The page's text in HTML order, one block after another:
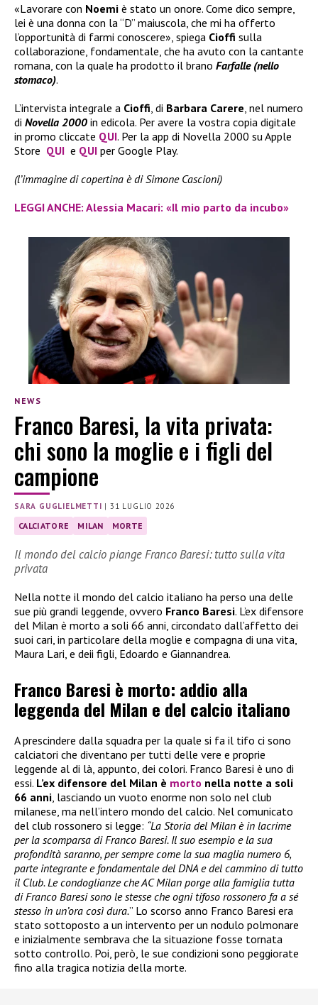
«Lavorare con Noemi è stato un onore. Come dico sempre,
lei è una donna con la “D” maiuscola, che mi ha offerto
l’opportunità di farmi conoscere», spiega Cioffi sulla
collaborazione, fondamentale, che ha avuto con la cantante
romana, con la quale ha prodotto il brano Farfalle (nello
stomaco).
L’intervista integrale a Cioffi , di Barbara Carere , nel numero
di Novella 2000 in edicola. Per avere la vostra copia digitale
in promo cliccate QUI. Per la app di Novella 2000 su Apple
Store QUI e QUI per Google Play.
(l’immagine di copertina è di Simone Cascioni)
LEGGI ANCHE: Alessia Macari: «Il mio parto da incubo»
NEWS
Franco Baresi, la vita privata:
chi sono la moglie e i figli del
campione
SARA GUGLIELMETTI |31 LUGLIO 2026
CALCIATORE MILAN MORTE
Il mondo del calcio piange Franco Baresi: tutto sulla vita
privata
Nella notte il mondo del calcio italiano ha perso una delle
sue più grandi leggende, ovvero Franco Baresi. L’ex difensore
del Milan è morto a soli 66 anni, circondato dall’affetto dei
suoi cari, in particolare della moglie e compagna di una vita,
Maura Lari, e deii figli, Edoardo e Giannandrea.
Franco Baresi è morto: addio alla
leggenda del Milan e del calcio italiano
A prescindere dalla squadra per la quale si fa il tifo ci sono
calciatori che diventano per tutti delle vere e proprie
leggende al di là, appunto, dei colori. Franco Baresi è uno di
essi. L’ex difensore del Milan è morto nella notte a soli
66 anni, lasciando un vuoto enorme non solo nel club
milanese, ma nell’intero mondo del calcio. Nel comunicato
del club rossonero si legge: “La Storia del Milan è in lacrime
per la scomparsa di Franco Baresi. Il suo esempio e la sua
profondità saranno, per sempre come la sua maglia numero 6,
parte integrante e fondamentale del DNA e del cammino di tutto
il Club. Le condoglianze che AC Milan porge alla famiglia tutta
di Franco Baresi sono le stesse che ogni tifoso rossonero fa a sé
stesso in un’ora così dura.” Lo scorso anno Franco Baresi era
stato sottoposto a un intervento per un nodulo polmonare
e inizialmente sembrava che la situazione fosse tornata
sotto controllo. Poi, però, le sue condizioni sono peggiorate
fino alla tragica notizia della morte.